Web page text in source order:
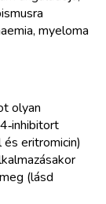
myeloma
olyan
eritromicin)
(lásd